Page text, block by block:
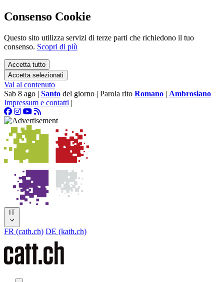
Consenso Cookie
Questo sito utilizza servizi di terze parti che richiedono il tuo
consenso. Scopri di più
Accetta tutto
Accetta selezionati
Vai al contenuto
Sab 8 ago | Santo del giorno | Parola rito Romano | Ambrosiano
Impressum e contatti |
IT
FR (cath.ch) DE (kath.ch)